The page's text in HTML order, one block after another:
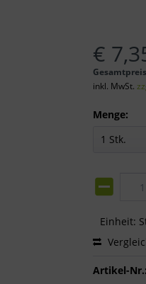
€
inkl. MwSt.
Menge:
Einheit:
Artikel-Nr.: